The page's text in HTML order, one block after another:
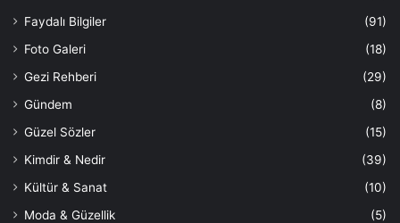
Faydalı Bilgiler
(91)
Foto Galeri
(18)
Gezi Rehberi
(29)
Gündem
(8)
Güzel Sözler
(15)
Kimdir & Nedir
(39)
Kültür & Sanat
(10)
Moda & Güzellik
(5)